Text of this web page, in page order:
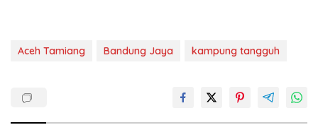
Aceh Tamiang Bandung Jaya kampung tangguh